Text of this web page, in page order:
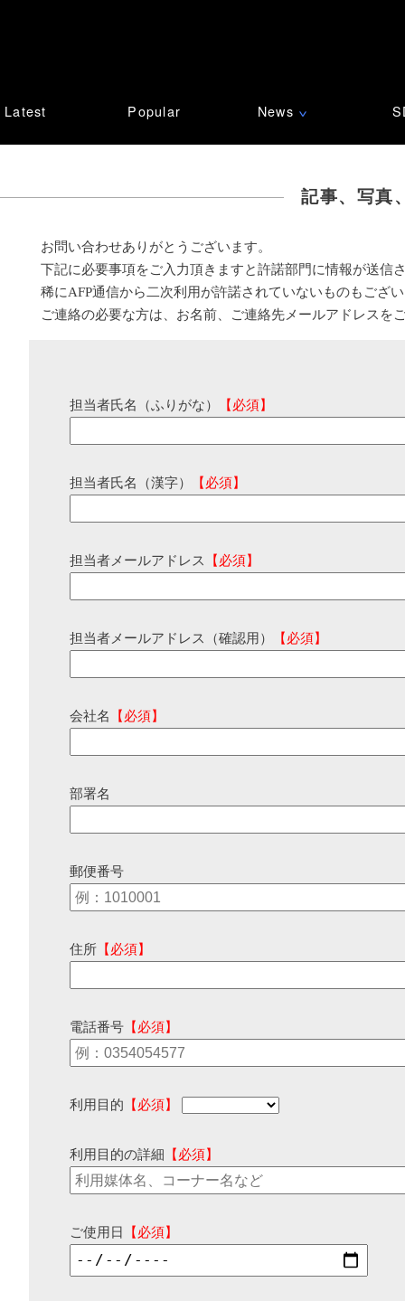
Latest Popular News ∨
記事、写真
お問い合わせありがとうございます。
下記に必要事項をご入力頂きますと許諾部門に情報が送信
稀にAFP通信から二次利用が許諾されていないものもござ
ご連絡の必要な方は、お名前、ご連絡先メールアドレスを
担当者氏名（ふりがな） 【必須】
担当者氏名（漢字） 【必須】
担当者メールアドレス 【必須】
担当者メールアドレス（確認用） 【必須】
会社名 【必須】
部署名
郵便番号
住所 【必須】
電話番号 【必須】
利用目的 【必須】
利用目的の詳細 【必須】
ご使用日 【必須】